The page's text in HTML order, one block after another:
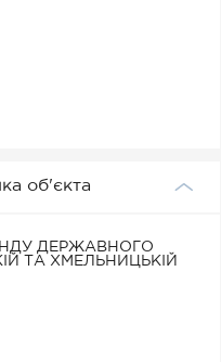
об'єкта
ДЕРЖАВНОГО
ТА ХМЕЛЬНИЦЬКІЙ